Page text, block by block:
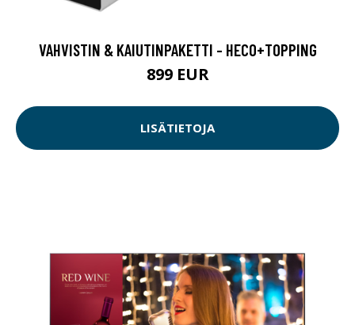
VAHVISTIN & KAIUTINPAKETTI - HECO+TOPPING
899 EUR
LISÄTIETOJA